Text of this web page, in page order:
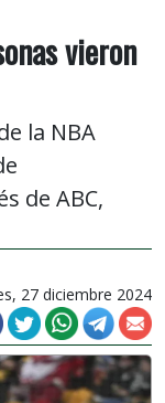
vieron
la NBA
de ABC,
27 diciembre 2024